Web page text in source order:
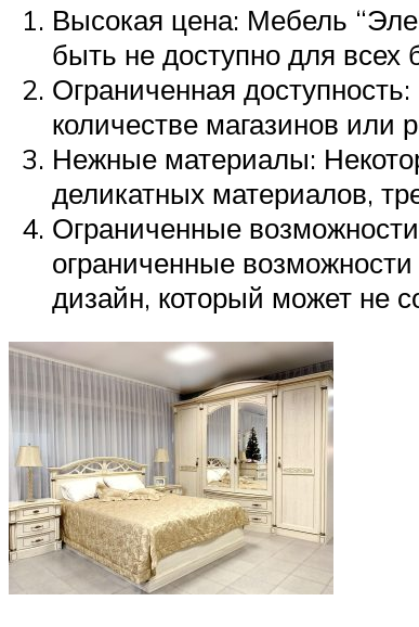
Высокая цена: Мебель
быть не доступно для всех
Ограниченная
количестве магазинов или
Нежные материалы:
деликатных материалов,
Ограниченные
ограниченные
дизайн, который может не